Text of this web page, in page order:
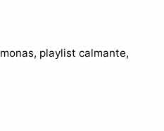
playlist calmante,